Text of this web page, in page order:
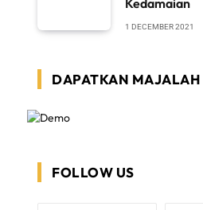
Kedamaian
1 DECEMBER 2021
DAPATKAN MAJALAH
FOLLOW US